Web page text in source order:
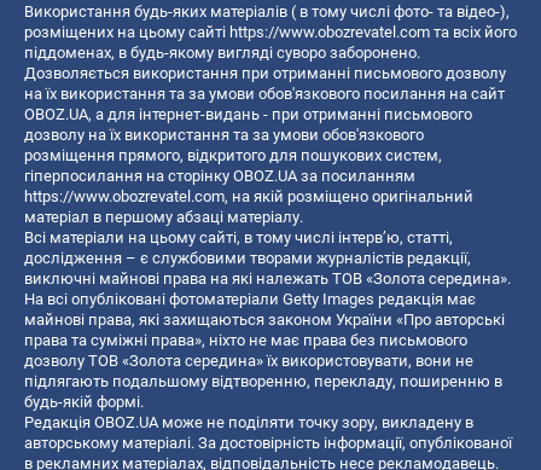
Використання будь-яких матеріалів ( в тому числі фото- та відео-),
розміщених на цьому сайті https://www.obozrevatel.com та всіх його
піддоменах, в будь-якому вигляді суворо заборонено.
Дозволяється використання при отриманні письмового дозволу
на їх використання та за умови обов'язкового посилання на сайт
OBOZ.UA, а для інтернет-видань - при отриманні письмового
дозволу на їх використання та за умови обов'язкового
розміщення прямого, відкритого для пошукових систем,
гіперпосилання на сторінку OBOZ.UA за посиланням
https://www.obozrevatel.com, на якій розміщено оригінальний
матеріал в першому абзаці матеріалу.
Всі матеріали на цьому сайті, в тому числі інтерв’ю, статті,
дослідження – є службовими творами журналістів редакції,
виключні майнові права на які належать ТОВ «Золота середина».
На всі опубліковані фотоматеріали Getty Images редакція має
майнові права, які захищаються законом України «Про авторські
права та суміжні права», ніхто не має права без письмового
дозволу ТОВ «Золота середина» їх використовувати, вони не
підлягають подальшому відтворенню, перекладу, поширенню в
будь-якій формі.
Редакція OBOZ.UA може не поділяти точку зору, викладену в
авторському матеріалі. За достовірність інформації, опублікованої
в рекламних матеріалах, відповідальність несе рекламодавець.